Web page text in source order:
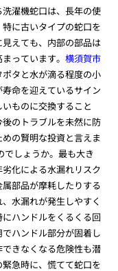
濯機蛇口は、長年の使
に古いタイプの蛇口を
えても、内部の部品は
っています。横須賀市
ポタと水が滴る程度の小
命を迎えているサイン
ものに交換すること
のトラブルを未然に防
の賢明な投資と言えま
でしょうか。最も大き
化による水漏れリスク
部品が摩耗したりする
水漏れが発生しやすく
ハンドルをくるくる回
ハンドル部分が固着し
きなくなる危険性も潜
急時に、慌てて蛇口を